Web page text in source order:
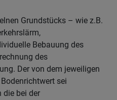
Grundstücks – wie z.B.
Bebauung des
des
Der von dem jeweiligen
sei
die bei der